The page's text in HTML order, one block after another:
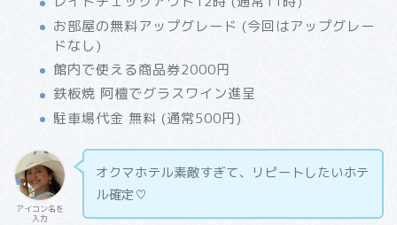
お部屋の無料アップグレード (今回はアップグレー
ドなし)
館内で使える商品券2000円
鉄板焼 阿檀でグラスワイン進呈
駐車場代金 無料 (通常500円)
アイコン名を
入力
オクマホテル素敵すぎて、リピートしたいホテ
ル確定♡